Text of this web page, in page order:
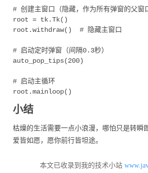
# 创建主窗口（隐藏，作为所有弹窗的父窗
root = tk.Tk()
root.withdraw()  # 隐藏主窗口
# 启动定时弹窗（间隔0.3秒）
auto_pop_tips(200)
# 启动主循环
小结
枯燥的生活需要一点小浪漫，哪怕只是转瞬
爱皆如愿，愿你前行皆坦途。
本文已收录到我的技术小站